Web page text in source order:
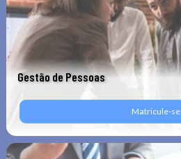
Gestão de Pessoas
Matricule-se